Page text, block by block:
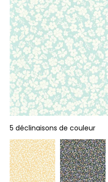
5 déclinaisons de couleur